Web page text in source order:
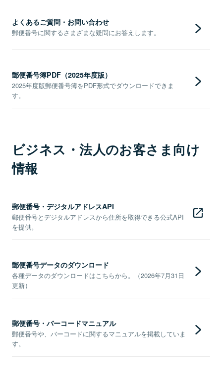
よくあるご質問・お問い合わせ
郵便番号に関するさまざまな疑問にお答えします。
郵便番号簿PDF（2025年度版）
2025年度版郵便番号簿をPDF形式でダウンロードできま
す。
ビジネス・法人のお客さま向け
情報
郵便番号・デジタルアドレスAPI
郵便番号とデジタルアドレスから住所を取得できる公式API
を提供。
郵便番号データのダウンロード
各種データのダウンロードはこちらから。（2026年7月31日
更新）
郵便番号・バーコードマニュアル
郵便番号や、バーコードに関するマニュアルを掲載していま
す。